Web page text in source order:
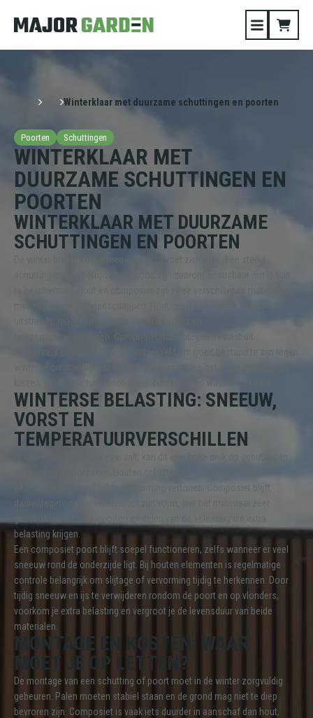
Winterklaar met duurzame schuttingen en poorten
Poorten Schuttingen
WINTERKLAAR MET
DUURZAME SCHUTTINGEN EN
POORTEN
WINTERKLAAR MET DUURZAME
SCHUTTINGEN EN POORTEN
WINTERSE BELASTING: SNEEUW,
VORST EN
TEMPERATUURVERSCHILLEN
belasting krijgen.
Een composiet poort blijft soepel functioneren, zelfs wanneer er veel
sneeuw rond de onderzijde ligt. Bij houten elementen is regelmatige
controle belangrijk om slijtage of vervorming tijdig te herkennen. Door
tijdig sneeuw en ijs te verwijderen rondom de poort en op vlonders,
voorkom je extra belasting en vergroot je de levensduur van beide
materialen.
MONTAGE EN KOSTEN: WAAR
MOET JE OP LETTEN?
De montage van een schutting of poort moet in de winter zorgvuldig
gebeuren. Palen moeten stabiel staan en de grond mag niet te diep
bevroren zijn. Composiet is vaak iets duurder in aanschaf dan hout,